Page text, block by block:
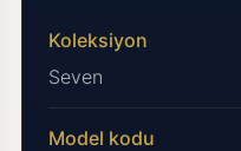
Koleksiyon
Seven
Model kodu